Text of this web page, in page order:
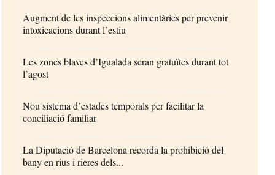
Augment de les inspeccions alimentàries per prevenir
intoxicacions durant l’estiu
Les zones blaves d’Igualada seran gratuïtes durant tot
l’agost
Nou sistema d’estades temporals per facilitar la
conciliació familiar
La Diputació de Barcelona recorda la prohibició del
bany en rius i rieres dels...